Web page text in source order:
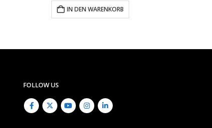
IN DEN WARENKORB
FOLLOW US